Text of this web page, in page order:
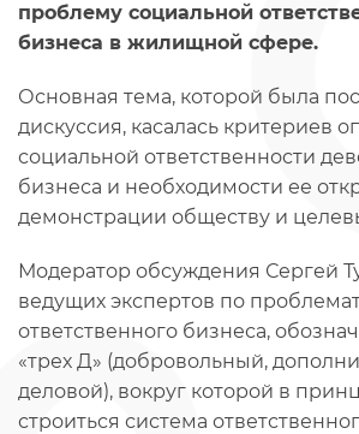
проблему социальной
бизнеса в жилищной сфере.
Основная тема, которой была
дискуссия, касалась критериев
социальной ответственности
бизнеса и необходимости ее
демонстрации обществу и
Модератор обсуждения Сергей
ведущих экспертов по
ответственного бизнеса,
«трех Д» (добровольный,
деловой), вокруг которой в
строиться система